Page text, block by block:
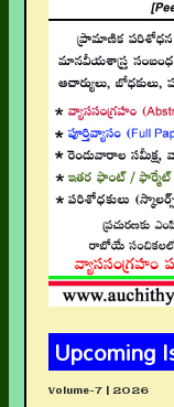
Upcoming
Volume-7 | 2026